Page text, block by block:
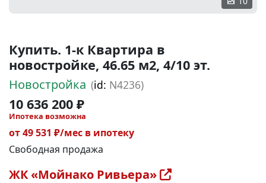
Купить. 1-к Квартира в
новостройке, 46.65 м2, 4/10 эт.
Новостройка (id: N4236)
10 636 200 ₽
Ипотека возможна
от 49 531 ₽/мес в ипотеку
Свободная продажа
ЖК «Мойнако Ривьера»